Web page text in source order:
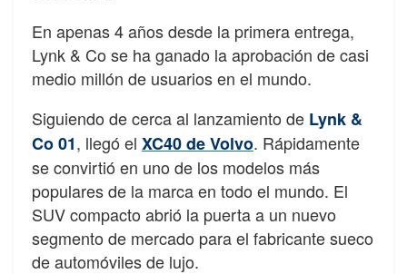
En apenas 4 años desde la primera entrega,
Lynk & Co se ha ganado la aprobación de casi
medio millón de usuarios en el mundo.
Siguiendo de cerca al lanzamiento de Lynk &
Co 01, llegó el XC40 de Volvo. Rápidamente
se convirtió en uno de los modelos más
populares de la marca en todo el mundo. El
SUV compacto abrió la puerta a un nuevo
segmento de mercado para el fabricante sueco
de automóviles de lujo.